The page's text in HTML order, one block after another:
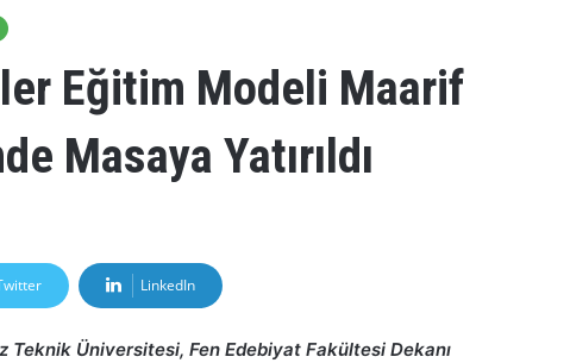
Eğitim Modeli Maarif
Masaya Yatırıldı
LinkedIn
Teknik Üniversitesi, Fen Edebiyat Fakültesi Dekanı